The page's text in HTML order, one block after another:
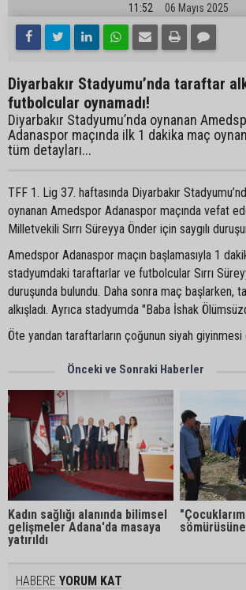
11:52 06 Mayıs 2025
Diyarbakır Stadyumu’nda taraftar
futbolcular oynamadı!
Diyarbakır Stadyumu’nda oynanan
Adanaspor maçında ilk 1 dakika maç
tüm detayları...
TFF 1. Lig 37. haftasında Diyarbakır
oynanan Amedspor Adanaspor maçında vefat
Milletvekili Sırrı Süreyya Önder için saygılı
Amedspor Adanaspor maçın başlamasıyla 1
stadyumdaki taraftarlar ve futbolcular Sırrı
duruşunda bulundu. Daha sonra maç başlarken,
alkışladı. Ayrıca stadyumda "Baba İshak
Öte yandan taraftarların çoğunun siyah
Önceki ve Sonraki Haberler
Kadın sağlığı alanında bilimsel
gelişmeler Adana'da masaya
yatırıldı
HABERE YORUM KAT